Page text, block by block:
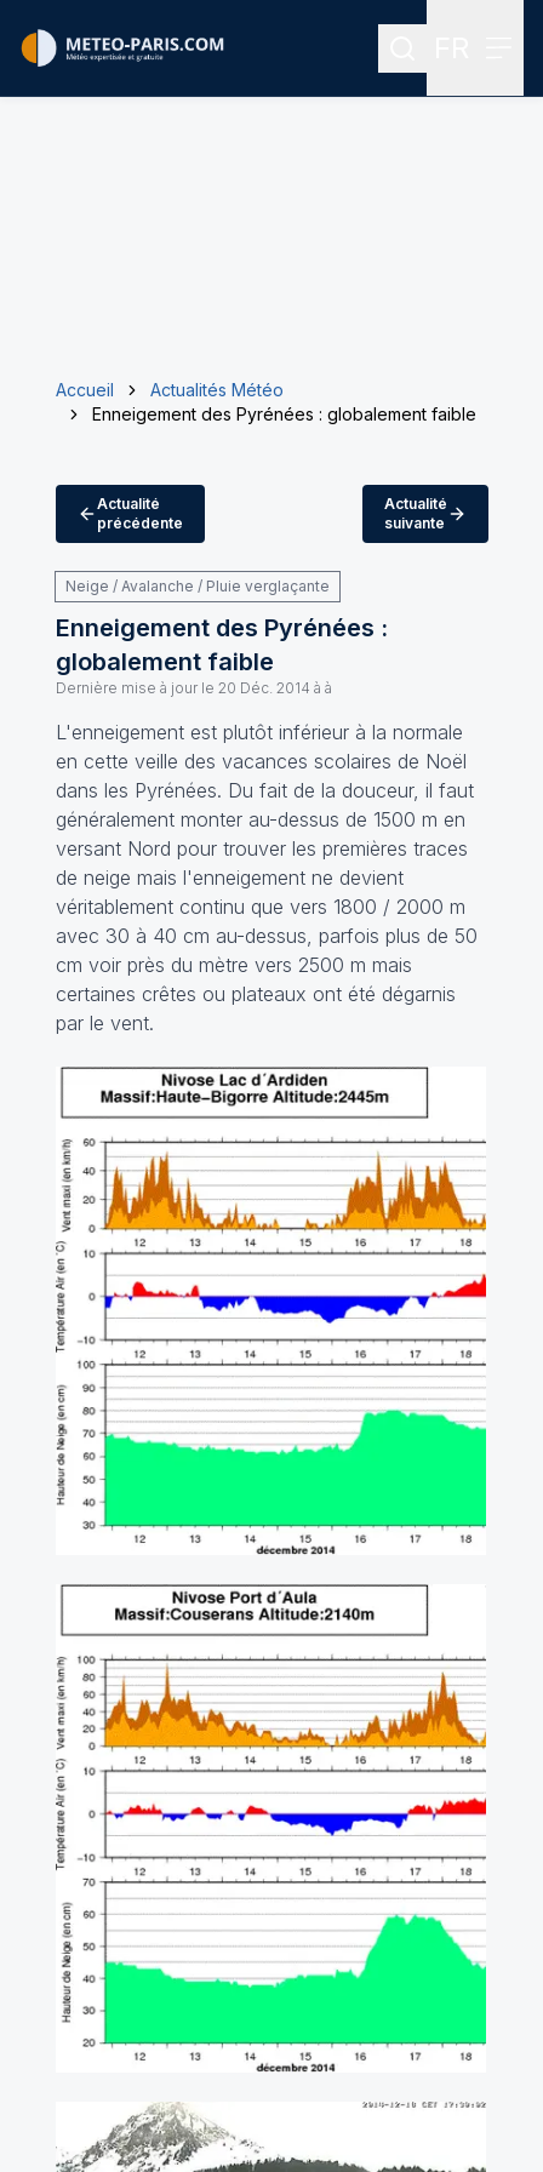
Rechercher
Accueil
Actualités Météo
Enneigement des Pyrénées : globalement faible
Actualité
précédente
Actualité
suivante
Neige / Avalanche / Pluie verglaçante
Enneigement des Pyrénées :
globalement faible
Dernière mise à jour le 20 Déc. 2014 à à
L'enneigement est plutôt inférieur à la normale
en cette veille des vacances scolaires de Noël
dans les Pyrénées. Du fait de la douceur, il faut
généralement monter au-dessus de 1500 m en
versant Nord pour trouver les premières traces
de neige mais l'enneigement ne devient
véritablement continu que vers 1800 / 2000 m
avec 30 à 40 cm au-dessus, parfois plus de 50
cm voir près du mètre vers 2500 m mais
certaines crêtes ou plateaux ont été dégarnis
par le vent.